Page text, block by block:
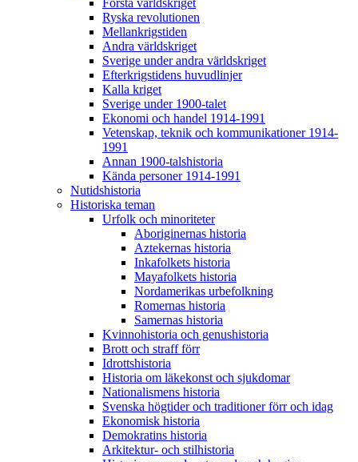
Första världskriget
Ryska revolutionen
Mellankrigstiden
Andra världskriget
Sverige under andra världskriget
Efterkrigstidens huvudlinjer
Kalla kriget
Sverige under 1900-talet
Ekonomi och handel 1914-1991
Vetenskap, teknik och kommunikationer 1914-
1991
Annan 1900-talshistoria
Kända personer 1914-1991
Nutidshistoria
Historiska teman
Urfolk och minoriteter
Aboriginernas historia
Aztekernas historia
Inkafolkets historia
Mayafolkets historia
Nordamerikas urbefolkning
Romernas historia
Samernas historia
Kvinnohistoria och genushistoria
Brott och straff förr
Idrottshistoria
Historia om läkekonst och sjukdomar
Nationalismens historia
Svenska högtider och traditioner förr och idag
Ekonomisk historia
Demokratins historia
Arkitektur- och stilhistoria